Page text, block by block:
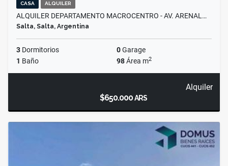
CASA ALQUILER
ALQUILER DEPARTAMENTO MACROCENTRO - AV. ARENAL…
Salta, Salta, Argentina
3 Dormitorios 0Garage
1 Baño 98Área m2
Alquiler
$650.000ARS